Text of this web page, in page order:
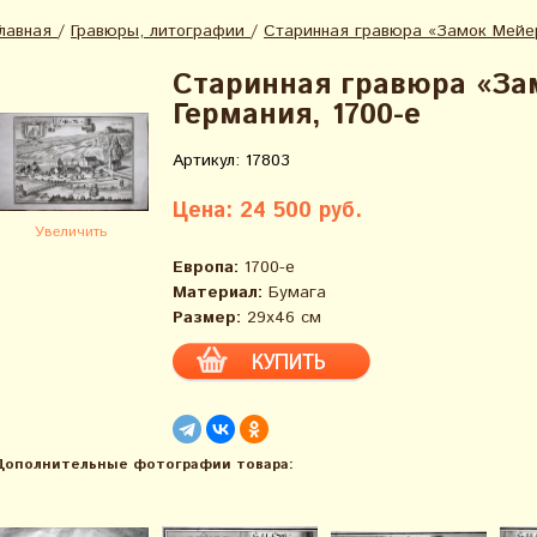
/ Гравюры, литографии / Старинная гравюра «Замок
Увеличить
Старинная гравюра
Германия, 1700-е
Артикул: 17803
Цена: 24 500 руб.
Европа: 1700-е
Материал: Бумага
Размер: 29х46 см
фотографии товара: